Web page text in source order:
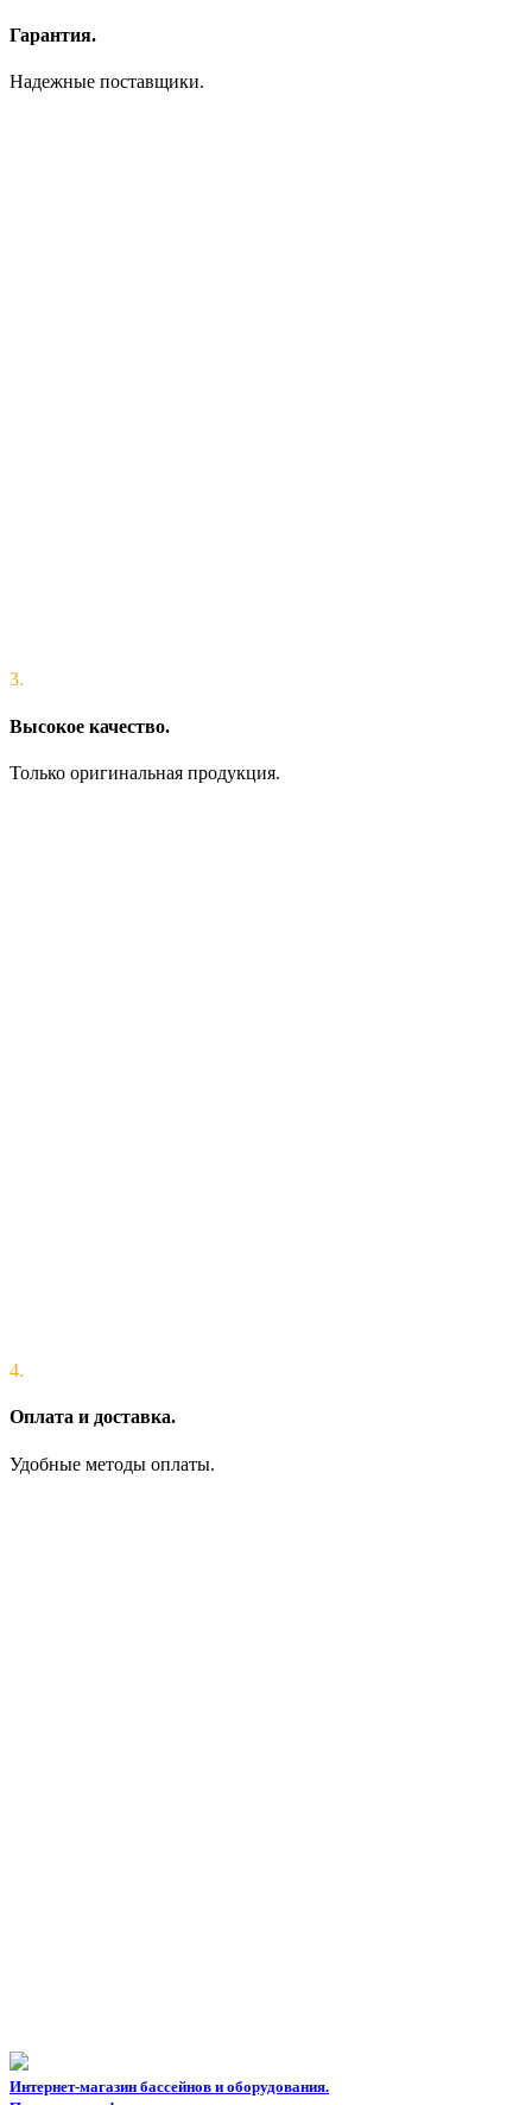
Гарантия.
Надежные поставщики.
3.
Высокое качество.
Только оригинальная продукция.
4.
Оплата и доставка.
Удобные методы оплаты.
Интернет-магазин бассейнов и оборудования.